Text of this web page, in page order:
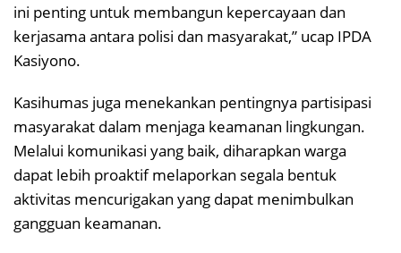
ini penting untuk membangun kepercayaan dan
kerjasama antara polisi dan masyarakat,” ucap IPDA
Kasiyono.
Kasihumas juga menekankan pentingnya partisipasi
masyarakat dalam menjaga keamanan lingkungan.
Melalui komunikasi yang baik, diharapkan warga
dapat lebih proaktif melaporkan segala bentuk
aktivitas mencurigakan yang dapat menimbulkan
gangguan keamanan.